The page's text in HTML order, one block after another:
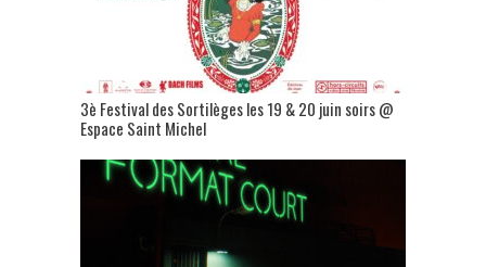
3è Festival des Sortilèges les 19 & 20 juin soirs @
Espace Saint Michel